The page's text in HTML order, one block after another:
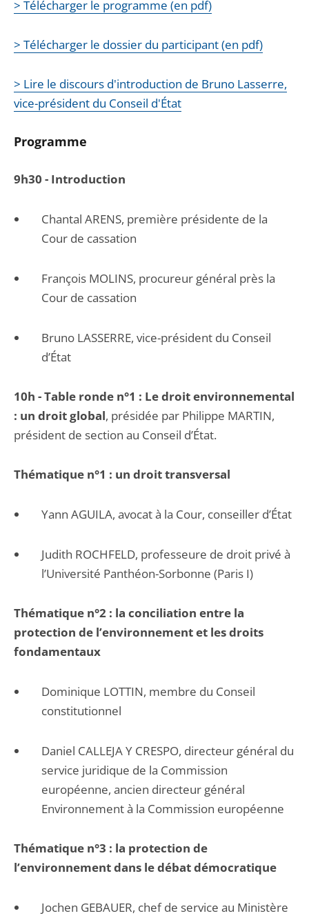
> Télécharger le programme (en pdf)
> Télécharger le dossier du participant (en pdf)
> Lire le discours d'introduction de Bruno Lasserre,
vice-président du Conseil d'État
Programme
9h30 - Introduction
Chantal ARENS, première présidente de la
Cour de cassation
François MOLINS, procureur général près la
Cour de cassation
Bruno LASSERRE, vice-président du Conseil
d’État
10h - Table ronde n°1 : Le droit environnemental
: un droit global, présidée par Philippe MARTIN,
président de section au Conseil d’État.
Thématique n°1 : un droit transversal
Yann AGUILA, avocat à la Cour, conseiller d’État
Judith ROCHFELD, professeure de droit privé à
l’Université Panthéon-Sorbonne (Paris I)
Thématique n°2 : la conciliation entre la
protection de l’environnement et les droits
fondamentaux
Dominique LOTTIN, membre du Conseil
constitutionnel
Daniel CALLEJA Y CRESPO, directeur général du
service juridique de la Commission
européenne, ancien directeur général
Environnement à la Commission européenne
Thématique n°3 : la protection de
l’environnement dans le débat démocratique
Jochen GEBAUER, chef de service au Ministère